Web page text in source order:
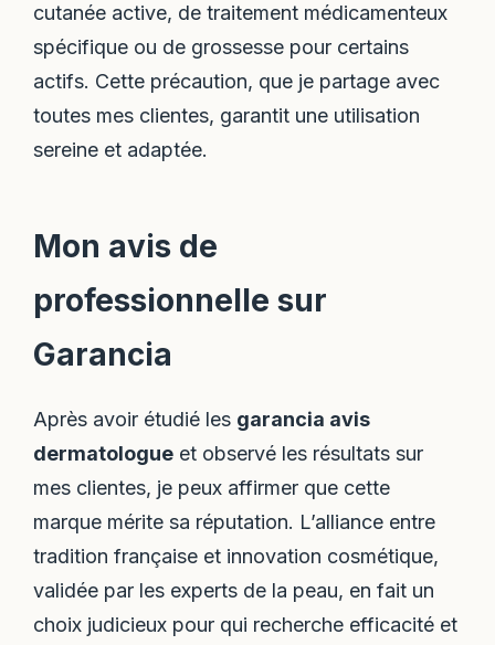
cutanée active, de traitement médicamenteux
spécifique ou de grossesse pour certains
actifs. Cette précaution, que je partage avec
toutes mes clientes, garantit une utilisation
sereine et adaptée.
Mon avis de
professionnelle sur
Garancia
Après avoir étudié les garancia avis
dermatologue et observé les résultats sur
mes clientes, je peux affirmer que cette
marque mérite sa réputation. L’alliance entre
tradition française et innovation cosmétique,
validée par les experts de la peau, en fait un
choix judicieux pour qui recherche efficacité et